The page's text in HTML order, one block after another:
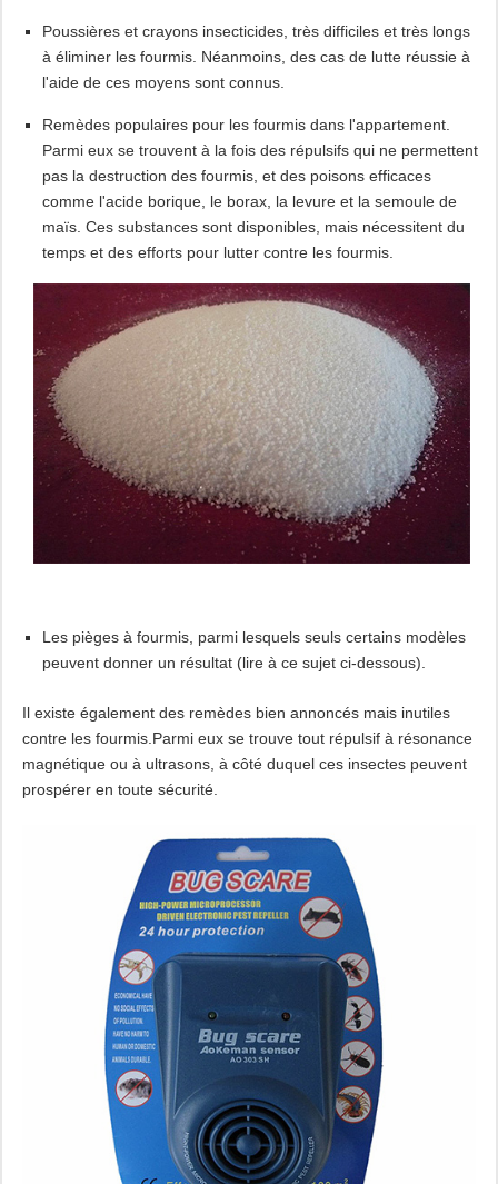
Poussières et crayons insecticides, très difficiles et très longs
à éliminer les fourmis. Néanmoins, des cas de lutte réussie à
l'aide de ces moyens sont connus.
Remèdes populaires pour les fourmis dans l'appartement.
Parmi eux se trouvent à la fois des répulsifs qui ne permettent
pas la destruction des fourmis, et des poisons efficaces
comme l'acide borique, le borax, la levure et la semoule de
maïs. Ces substances sont disponibles, mais nécessitent du
temps et des efforts pour lutter contre les fourmis.
Les pièges à fourmis, parmi lesquels seuls certains modèles
peuvent donner un résultat (lire à ce sujet ci-dessous).
Il existe également des remèdes bien annoncés mais inutiles
contre les fourmis.Parmi eux se trouve tout répulsif à résonance
magnétique ou à ultrasons, à côté duquel ces insectes peuvent
prospérer en toute sécurité.